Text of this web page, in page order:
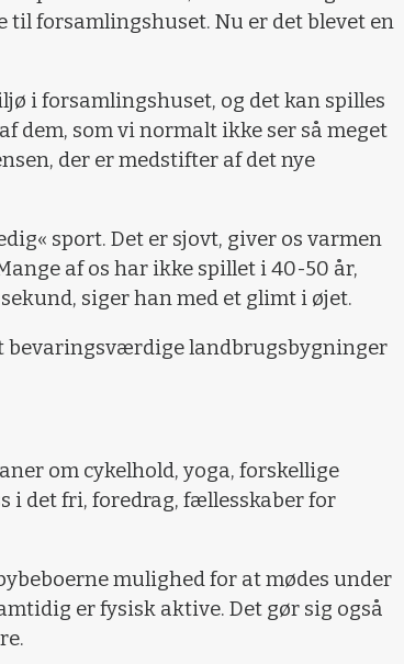
forsamlingshuset. Nu er det blevet en
i forsamlingshuset, og det kan spilles
dem, som vi normalt ikke ser så meget
der er medstifter af det nye
sport. Det er sjovt, giver os varmen
af os har ikke spillet i 40-50 år,
siger han med et glimt i øjet.
bevaringsværdige landbrugsbygninger
om cykelhold, yoga, forskellige
i det fri, foredrag, fællesskaber for
mulighed for at mødes under
er fysisk aktive. Det gør sig også